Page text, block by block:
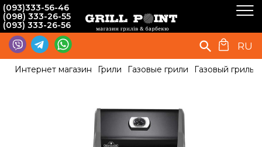
(093)333-56-46
(098) 333-26-55
(093) 333-26-56
RU
Интернет магазин Грили Газовые грили Газовый гриль